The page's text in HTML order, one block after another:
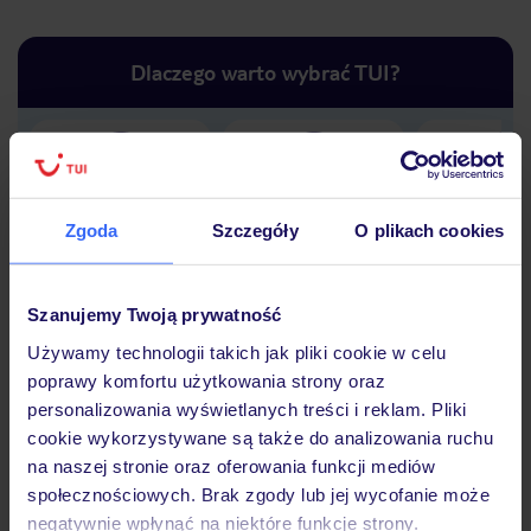
Zgoda Szczegóły O plikach cookies
Szanujemy Twoją prywatność
Używamy technologii takich jak pliki cookie w celu
poprawy komfortu użytkowania strony oraz
personalizowania wyświetlanych treści i reklam. Pliki
cookie wykorzystywane są także do analizowania ruchu
na naszej stronie oraz oferowania funkcji mediów
społecznościowych. Brak zgody lub jej wycofanie może
negatywnie wpłynąć na niektóre funkcje strony.
Dlaczego warto wybrać TUI?
Lider niskich cen
Największe biuro
podróży w Polsce
30 lat w
Hotel
Opinie